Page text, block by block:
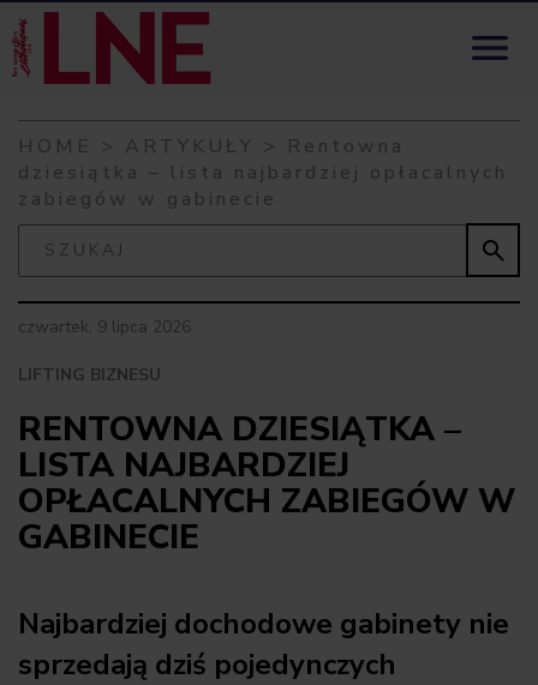
Skip to content

HOME > ARTYKUŁY > Rentowna
dziesiątka – lista najbardziej opłacalnych
zabiegów w gabinecie

czwartek, 9 lipca 2026
LIFTING BIZNESU
RENTOWNA DZIESIĄTKA –
LISTA NAJBARDZIEJ
OPŁACALNYCH ZABIEGÓW W
GABINECIE
Najbardziej dochodowe gabinety nie
sprzedają dziś pojedynczych